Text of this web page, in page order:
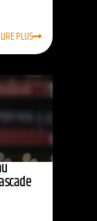
LIRE PLUS